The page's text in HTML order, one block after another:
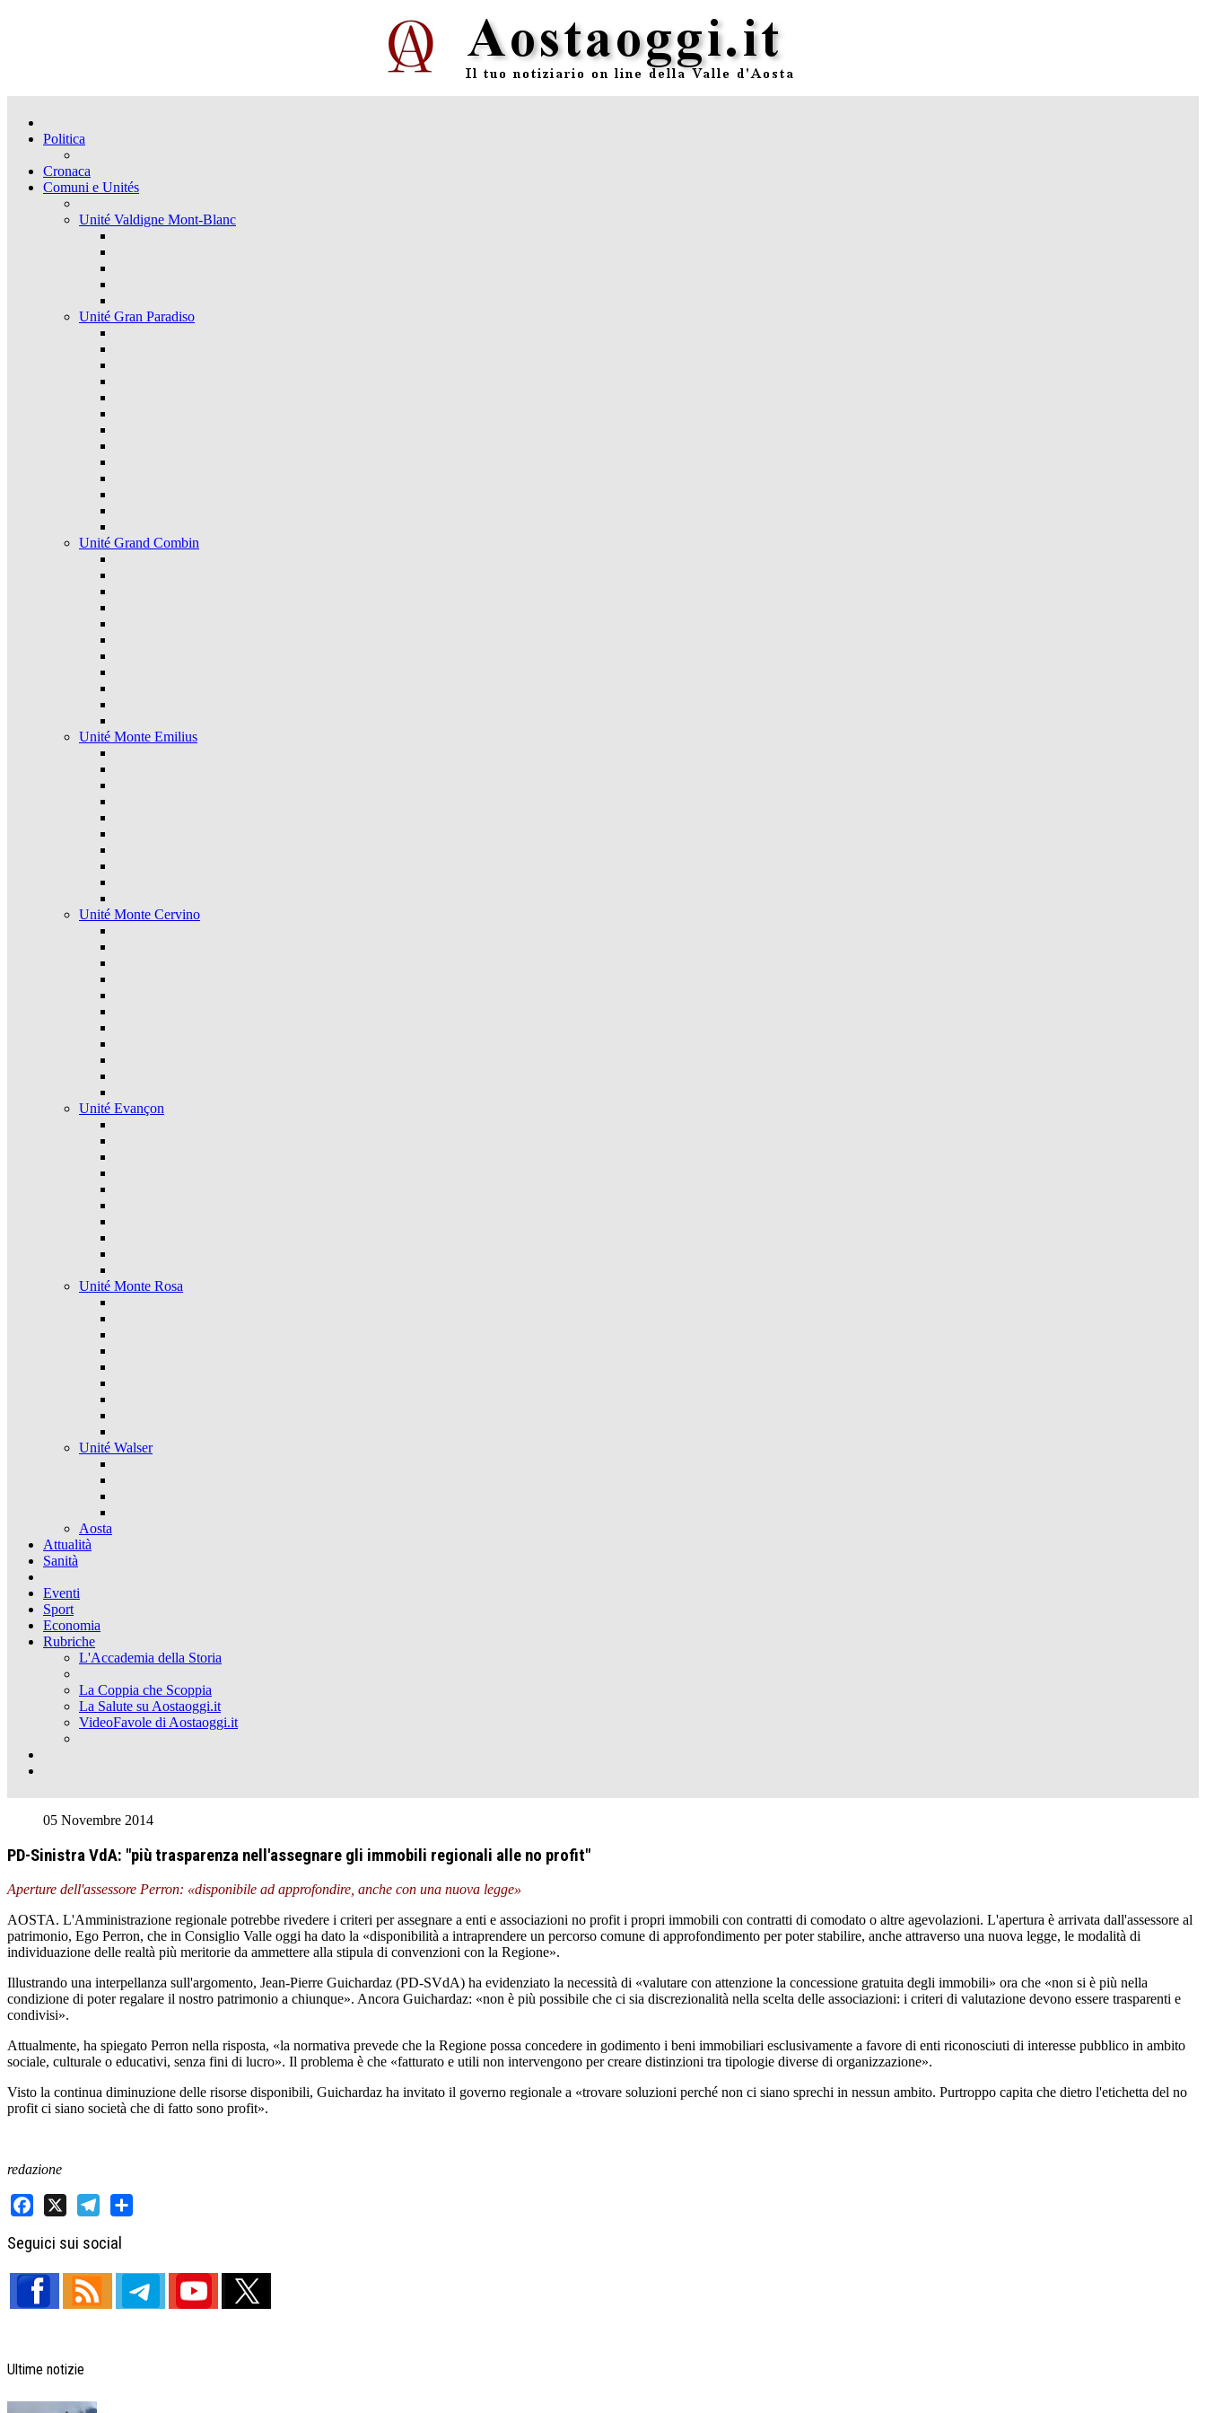
Politica
Cronaca
Comuni e Unités
Unité Valdigne Mont-Blanc
Unité Gran Paradiso
Unité Grand Combin
Unité Monte Emilius
Unité Monte Cervino
Unité Evançon
Unité Monte Rosa
Unité Walser
Aosta
Attualità
Sanità
Eventi
Sport
Economia
Rubriche
L'Accademia della Storia
La Coppia che Scoppia
La Salute su Aostaoggi.it
VideoFavole di Aostaoggi.it
05 Novembre 2014
PD-Sinistra VdA: "più trasparenza nell'assegnare gli immobili regionali alle no profit"
Aperture dell'assessore Perron: «disponibile ad approfondire, anche con una nuova legge»
AOSTA. L'Amministrazione regionale potrebbe rivedere i criteri per assegnare a enti e associazioni no profit i propri immobili con contratti di comodato o altre agevolazioni. L'apertura è arrivata dall'assessore al
patrimonio, Ego Perron, che in Consiglio Valle oggi ha dato la «disponibilità a intraprendere un percorso comune di approfondimento per poter stabilire, anche attraverso una nuova legge, le modalità di
individuazione delle realtà più meritorie da ammettere alla stipula di convenzioni con la Regione».
Illustrando una interpellanza sull'argomento, Jean-Pierre Guichardaz (PD-SVdA) ha evidenziato la necessità di «valutare con attenzione la concessione gratuita degli immobili» ora che «non si è più nella
condizione di poter regalare il nostro patrimonio a chiunque». Ancora Guichardaz: «non è più possibile che ci sia discrezionalità nella scelta delle associazioni: i criteri di valutazione devono essere trasparenti e
condivisi».
Attualmente, ha spiegato Perron nella risposta, «la normativa prevede che la Regione possa concedere in godimento i beni immobiliari esclusivamente a favore di enti riconosciuti di interesse pubblico in ambito
sociale, culturale o educativi, senza fini di lucro». Il problema è che «fatturato e utili non intervengono per creare distinzioni tra tipologie diverse di organizzazione».
Visto la continua diminuzione delle risorse disponibili, Guichardaz ha invitato il governo regionale a «trovare soluzioni perché non ci siano sprechi in nessun ambito. Purtroppo capita che dietro l'etichetta del no
profit ci siano società che di fatto sono profit».
redazione
Seguici sui social
Ultime notizie